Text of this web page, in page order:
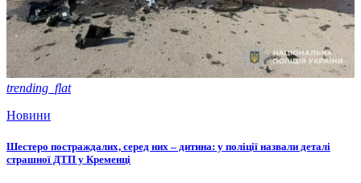
trending_flat
Новини
Шестеро постраждалих, серед них – дитина: у поліції назвали деталі
страшної ДТП у Кременці